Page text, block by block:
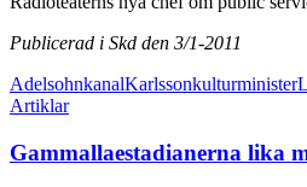
Publicerad i Skd den 3/1-2011
AdelsohnkanalKarlssonkulturminister
Artiklar
Gammallaestadianerna lika